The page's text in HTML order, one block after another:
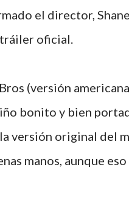
el director,
tráiler oficial.
(versión
bonito y bien
versión original del
manos, aunque